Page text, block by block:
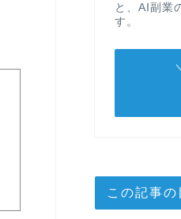
と、AI副業
す。
この記事の